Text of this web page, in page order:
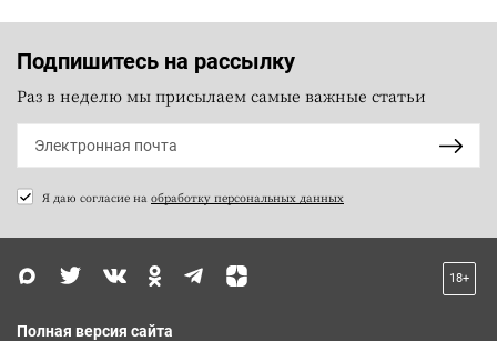
Подпишитесь на рассылку
Раз в неделю мы присылаем самые важные статьи
Я даю согласие на обработку персональных данных
18+
Полная версия сайта